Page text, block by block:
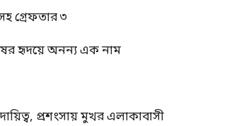
গ্রেফতার ৩
হৃদয়ে অনন্য এক নাম
প্রশংসায় মুখর এলাকাবাসী